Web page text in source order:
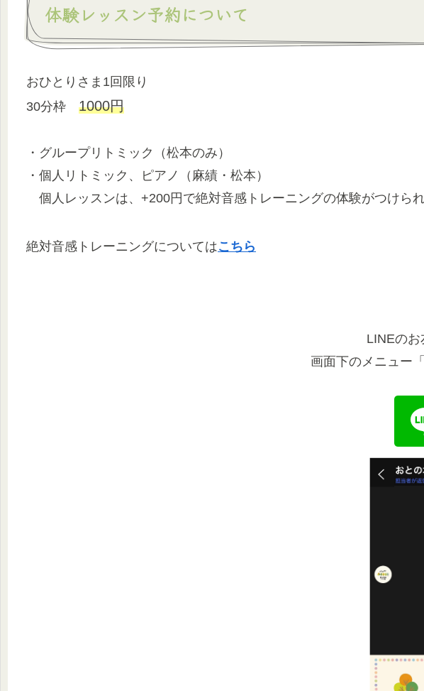
体験レッスン予約について
おひとりさま1回限り
30分枠 1000円
・グループリトミック（松本のみ）
・個人リトミック、ピアノ（麻績・松本）
個人レッスンは、+200円で絶対音感トレーニングの体験がつけら
絶対音感トレーニングについてはこちら
LINEのお
画面下のメニュー